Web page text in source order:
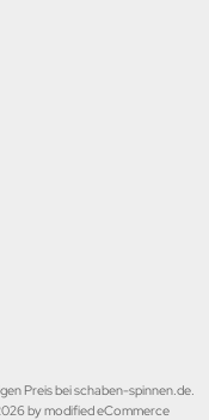
Preis bei schaben-spinnen.de.
by modified eCommerce